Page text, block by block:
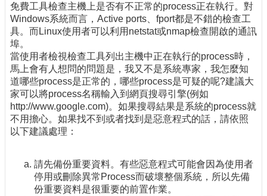
免費工具檢查主機上是否有不正常的process正在執行。對
Windows系統而言，Active ports、fport都是不錯的檢查工
具。而Linux使用者可以利用netstat或nmap檢查開啟的通訊
埠。
當使用者檢視檢查工具列出主機中正在執行的process時，
馬上會有人想問的問題是，我又不是系統專家，我怎麼知
道哪些process是正常的，哪些process是可疑的呢?建議大
家可以將process名稱輸入到網頁搜尋引擎(例如
http://www.google.com)。如果搜尋結果是系統的process就
不用擔心。如果找不到或者找到是惡意程式的話，請依照
以下建議處理：
請先備份重要資料。有些惡意程式可能會因為使用者
停用或刪除異常Process而破壞整個系統，所以先備
份重要資料是很重要的前置作業。